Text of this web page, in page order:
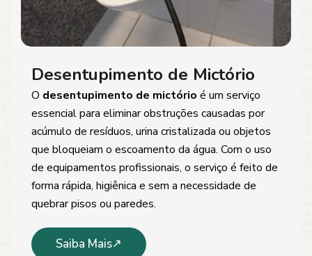
Desentupimento de Mictório
O desentupimento de mictório é um serviço
essencial para eliminar obstruções causadas por
acúmulo de resíduos, urina cristalizada ou objetos
que bloqueiam o escoamento da água. Com o uso
de equipamentos profissionais, o serviço é feito de
forma rápida, higiênica e sem a necessidade de
quebrar pisos ou paredes.
Saiba Mais